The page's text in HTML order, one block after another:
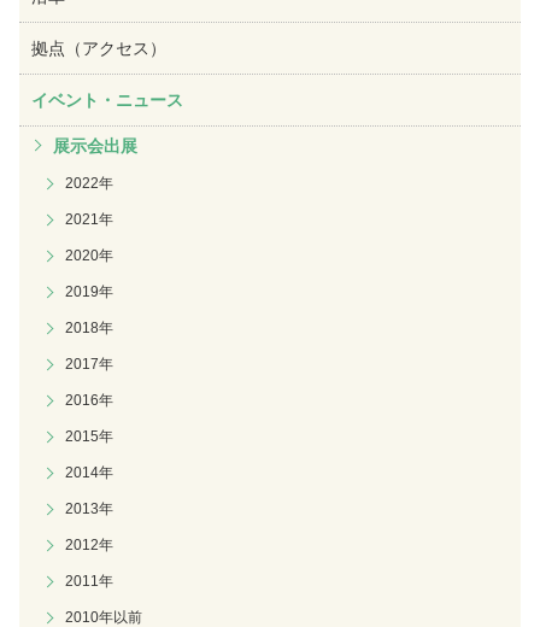
拠点（アクセス）
イベント・ニュース
展示会出展
2022年
2021年
2020年
2019年
2018年
2017年
2016年
2015年
2014年
2013年
2012年
2011年
2010年以前